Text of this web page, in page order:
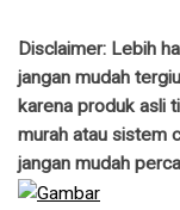
Disclaimer: Lebih
jangan mudah
karena produk asli
murah atau sistem
jangan mudah